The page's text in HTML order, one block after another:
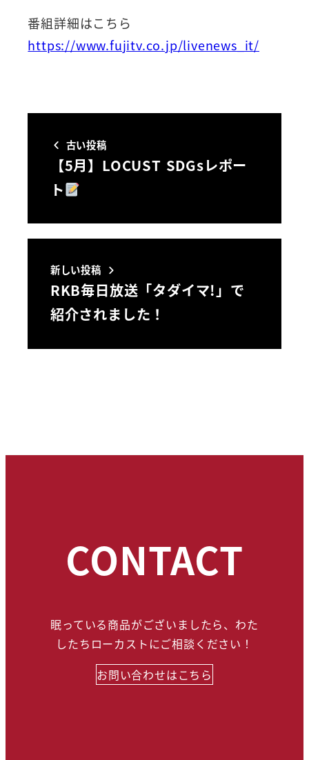
番組詳細はこちら
https://www.fujitv.co.jp/livenews_it/
古い投稿
【5月】LOCUST SDGsレポー
ト
新しい投稿
RKB毎日放送「タダイマ!」で
紹介されました！
CONTACT
眠っている商品がございましたら、わた
したちローカストにご相談ください！
お問い合わせはこちら